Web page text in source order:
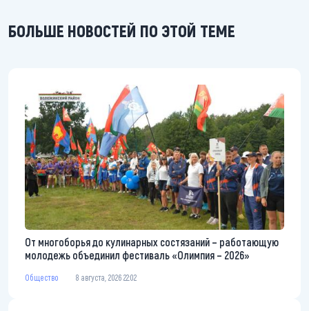
БОЛЬШЕ НОВОСТЕЙ ПО ЭТОЙ ТЕМЕ
От многоборья до кулинарных состязаний – работающую
молодежь объединил фестиваль «Олимпия – 2026»
Общество 8 августа, 2026 22:02